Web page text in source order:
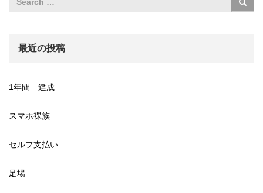
最近の投稿
1年間 達成
スマホ裸族
セルフ支払い
足場